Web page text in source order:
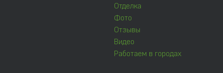
Отделка
Фото
Отзывы
Видео
Работаем в городах